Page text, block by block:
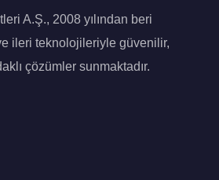
A.Ş., 2008 yılından beri
ileri teknolojileriyle güvenilir,
çözümler sunmaktadır.